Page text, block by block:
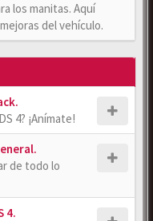
los manitas. Aquí
del vehículo.
4? ¡Anímate!
de todo lo
4.